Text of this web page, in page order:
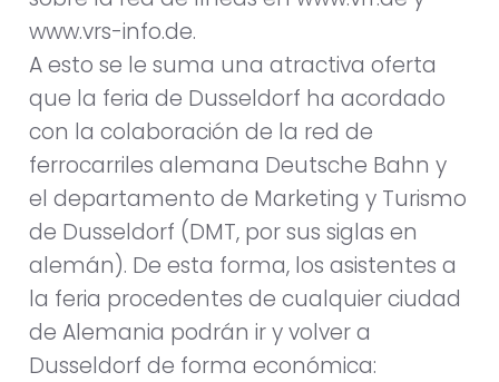
www.vrs-info.de.
A esto se le suma una atractiva oferta
que la feria de Dusseldorf ha acordado
con la colaboración de la red de
ferrocarriles alemana Deutsche Bahn y
el departamento de Marketing y Turismo
de Dusseldorf (DMT, por sus siglas en
alemán). De esta forma, los asistentes a
la feria procedentes de cualquier ciudad
de Alemania podrán ir y volver a
Dusseldorf de forma económica: